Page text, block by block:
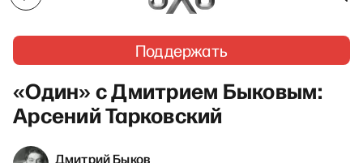
Поддержать
«Один» с Дмитрием Быковым:
Арсений Тарковский
Дмитрий Быков